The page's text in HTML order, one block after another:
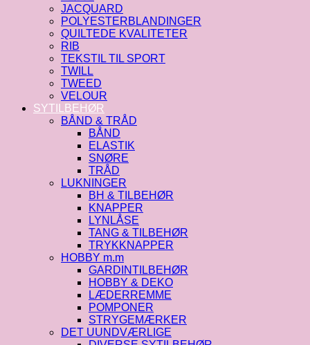
JACQUARD
POLYESTERBLANDINGER
QUILTEDE KVALITETER
RIB
TEKSTIL TIL SPORT
TWILL
TWEED
VELOUR
SYTILBEHØR
BÅND & TRÅD
BÅND
ELASTIK
SNØRE
TRÅD
LUKNINGER
BH & TILBEHØR
KNAPPER
LYNLÅSE
TANG & TILBEHØR
TRYKKNAPPER
HOBBY m.m
GARDINTILBEHØR
HOBBY & DEKO
LÆDERREMME
POMPONER
STRYGEMÆRKER
DET UUNDVÆRLIGE